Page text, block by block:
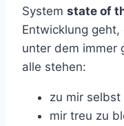
System state of
Entwicklung
unter dem immer
alle stehen:
zu mir
mir treu zu